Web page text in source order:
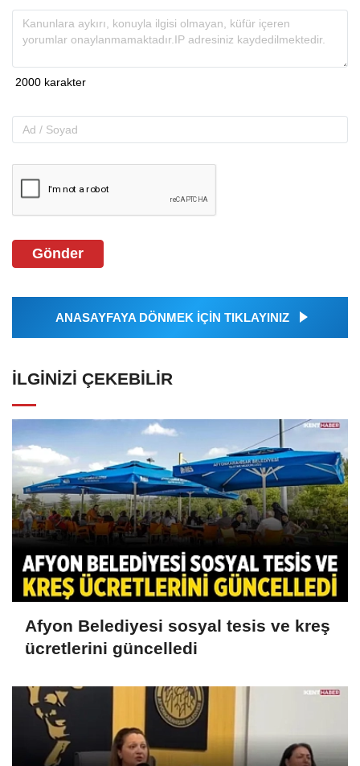
Gönder
ANASAYFAYA DÖNMEK İÇİN TIKLAYINIZ
İLGINIZI ÇEKEBILIR
Afyon Belediyesi sosyal tesis ve kreş
ücretlerini güncelledi